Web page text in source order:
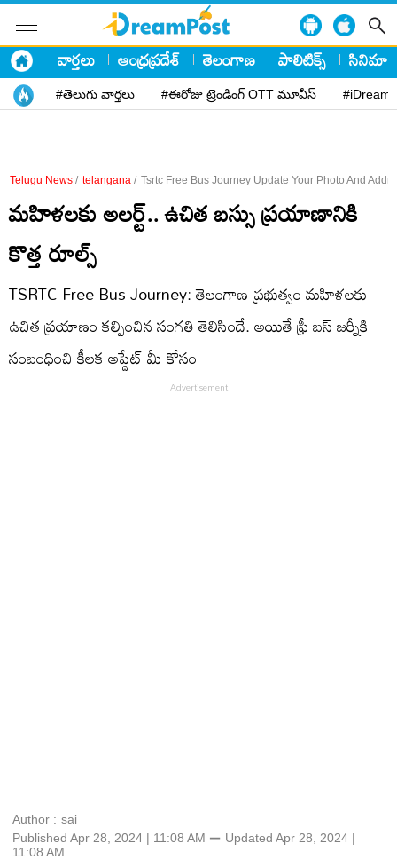
వార్తలు ఆంధ్రప్రదేశ్ తెలంగాణ పాలిటిక్స్ సినిమా
#తెలుగు వార్తలు #ఈరోజు ట్రెండింగ్ OTT మూవీస్
Telugu News / telangana / Tsrtc Free Bus Journey Update Your Photo And
మహిళలకు అలర్ట్‌.. ఉచిత బస్సు ప్రయాణానికి
కొత్త రూల్స్‌
TSRTC Free Bus Journey: తెలంగాణ ప్రభుత్వం మహిళలకు
ఉచిత ప్రయాణం కల్పించిన సంగతి తెలిసిందే. అయితే ఫ్రీ బస్‌ జర్నీకి
సంబంధించి కీలక అప్డేట్‌ మీ కోసం
Author : sai
Published Apr 28, 2024 | 11:08 AM ⚊ Updated Apr 28, 2024 |
11:08 AM